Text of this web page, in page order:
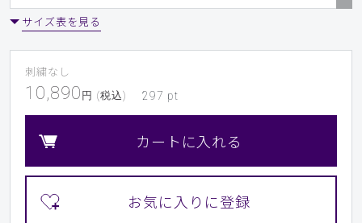
サイズ表を見る
刺繍なし
10,890 円 (税込) 297 pt
カートに入れる